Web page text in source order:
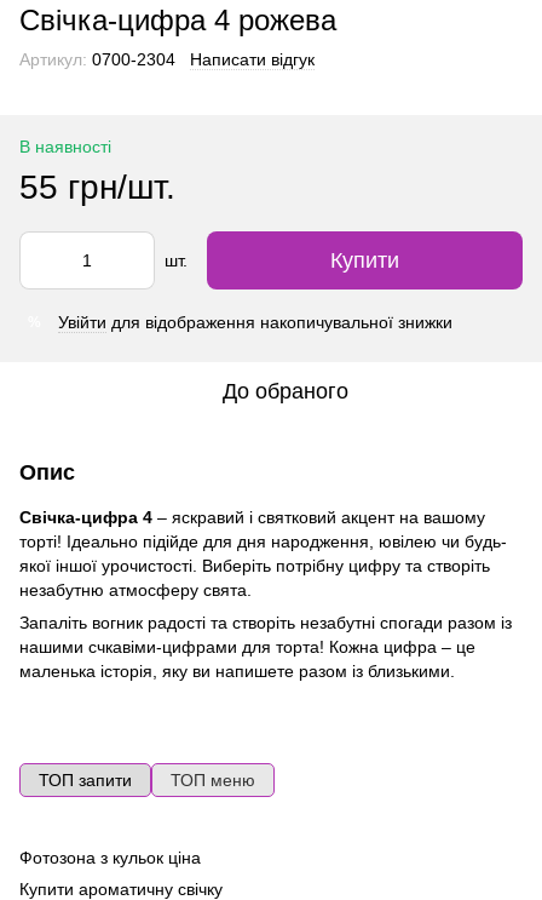
Свічка-цифра 4 рожева
Артикул: 0700-2304 Написати відгук
В наявності
55 грн/шт.
шт. Купити
Увійти для відображення накопичувальної знижки
До обраного
Опис
Свічка-цифра 4 – яскравий і святковий акцент на вашому
торті! Ідеально підійде для дня народження, ювілею чи будь-
якої іншої урочистості. Виберіть потрібну цифру та створіть
незабутню атмосферу свята.
Запаліть вогник радості та створіть незабутні спогади разом із
нашими счкавіми-цифрами для торта! Кожна цифра – це
маленька історія, яку ви напишете разом із близькими.
ТОП запити ТОП меню
Фотозона з кульок ціна
Купити ароматичну свічку